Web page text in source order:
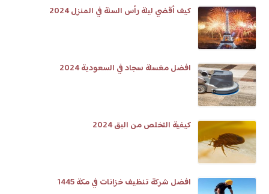
كيف أقضي ليلة رأس السنة في المنزل 2024
افضل مغسلة سجاد في السعودية 2024
كيفية التخلص من البق 2024
افضل شركة تنظيف خزانات في مكة 1445